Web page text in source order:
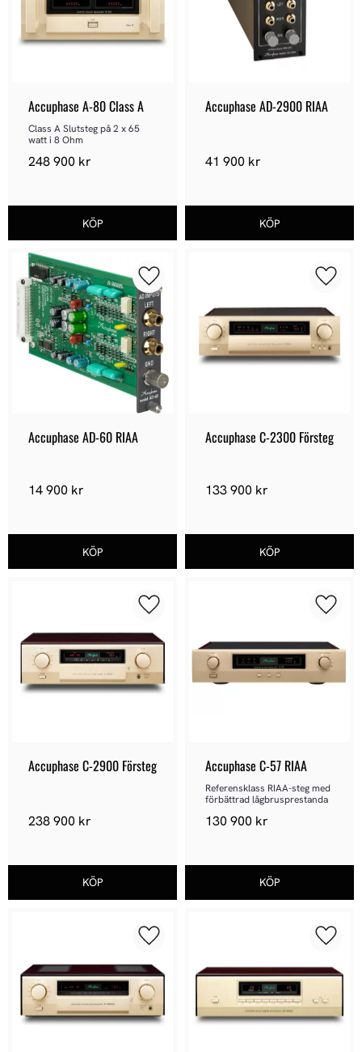
Accuphase A-80 Class A
Class A Slutsteg på 2 x 65
watt i 8 Ohm
248 900 kr
Accuphase AD-2900 RIAA
41 900 kr
Accuphase AD-60 RIAA
14 900 kr
Lägg till i favoriter
Accuphase C-2300 Försteg
133 900 kr
Lägg
Accuphase C-2900 Försteg
238 900 kr
Lägg till i favoriter
Accuphase C-57 RIAA
Referensklass RIAA-steg med
förbättrad lågbrusprestanda
130 900 kr
Lägg
Lägg till i favoriter Lägg